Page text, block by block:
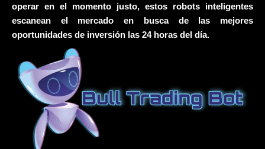
operar en el momento justo, estos robots inteligentes
escanean el mercado en busca de las mejores
oportunidades de inversión las 24 horas del día.